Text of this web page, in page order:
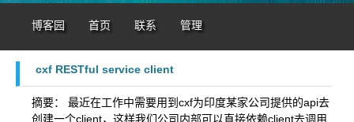
博客园 首页 联系 管理
cxf RESTful service client
摘要： 最近在工作中需要用到cxf为印度某家公司提供的api去
创建一个client，这样我们公司内部可以直接依赖client去调用